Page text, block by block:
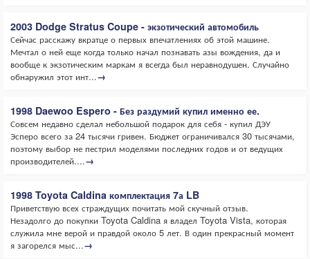
2003 Dodge Stratus Coupe - экзотический автомобиль
Сейчас расскажу вкратце о первых впечатлениях об этой машине.
Мечтал о ней еще когда только начал познавать азы вождения, да и
вообще к экзотическим маркам я всегда был неравнодушен. Случайно
обнаружил этот инт...→
1998 Daewoo Espero - Без раздумий купил именно ее.
Совсем недавно сделал небольшой подарок для себя - купил ДЭУ
Эсперо всего за 24 тысячи гривен. Бюджет ограничивался 30 тысячами,
поэтому выбор не пестрил моделями последних годов и от ведущих
производителей....→
1998 Toyota Caldina комплектация 7а LB
Приветствую всех страждущих почитать мой скучный отзыв.
Незадолго до покупки Toyota Caldina я владел Toyota Vista, которая
служила мне верой и правдой около 5 лет. В один прекрасный момент
я загорелся мыс...→